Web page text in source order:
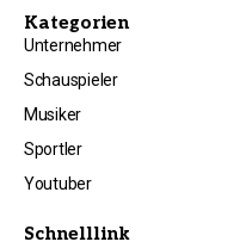
Kategorien
Unternehmer
Schauspieler
Musiker
Sportler
Youtuber
Schnelllink